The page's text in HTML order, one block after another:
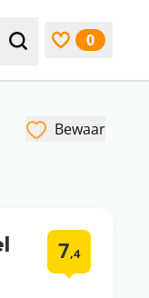
Zoek bijv. een
0
Bewaar
7,4